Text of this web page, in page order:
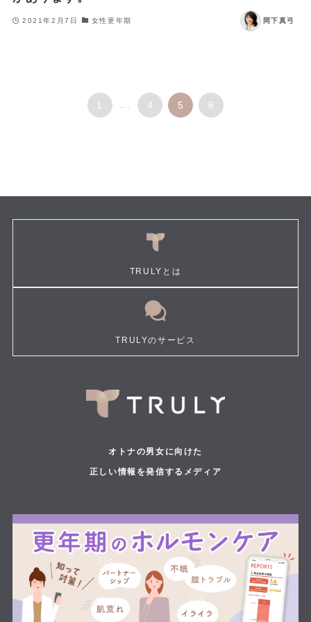
2021年2月7日 女性更年期 岡下真弓
1 4 5 6
TRULYとは
TRULYのサービス
オトナの男女に向けた
正しい情報を発信するメディア